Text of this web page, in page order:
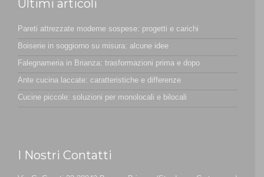
Ultimi articoli
Pareti attrezzate moderne sospese: progetti e carichi
Boiserie in soggiorno su misura: alcune idee
Falegnameria in Brianza: trasformazioni prima e dopo
Ante cucina laccate: caratteristiche e differenze
Cucine piccole: soluzioni per monolocali e bilocali
I Nostri Contatti